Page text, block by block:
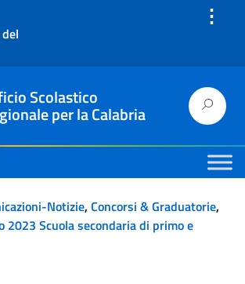
⋮
Scolastico
per la Calabria
Notizie, Concorsi & Graduatorie,
2023 Scuola secondaria di primo e